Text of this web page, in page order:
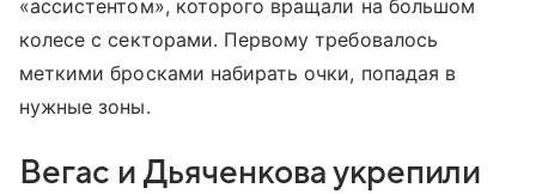
«ассистентом», которого вращали на большом
колесе с секторами. Первому требовалось
меткими бросками набирать очки, попадая в
нужные зоны.
Вегас и Дьяченкова укрепили